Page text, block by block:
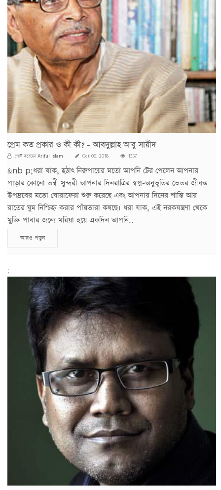
প্রেম কত প্রকার ও কী কী? - আবদুল্লাহ আবু সায়ীদ
পোস্ট করেছেনAriful Islam Oct 06, 2018 1357
&nb p;ধরা যাক, হঠাৎ নিরুপায়ের মতো আপনি টের পেলেন আপনার
পাড়ার কোনো তন্বী সুন্দরী আপনার দিনরাত্রির স্বপ্ন-অনুভূতির ভেতর জীবন্ত
উপদ্রবের মতো ঘোরাফেরা শুরু করেছে এবং আপনার দিনের শান্তি আর
রাতের ঘুম নিশ্চিহ্ন করার পাঁয়তারা কষছে। ধরা যাক, এই নরকযন্ত্রণা থেকে
মুক্তি পাবার জন্যে মরিয়া হয়ে একদিন আপনি..
আরও পড়ুন
;